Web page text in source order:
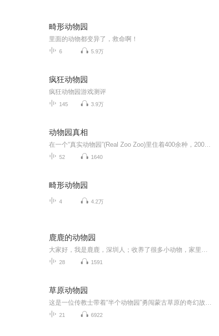
畸形动物园
里面的动物都变异了，救命啊！
6 5.9万
疯狂动物园
疯狂动物园游戏测评
145 3.9万
动物园真相
52 1640
畸形动物园
4 4.2万
鹿鹿的动物园
28 1591
草原动物园
21 6922